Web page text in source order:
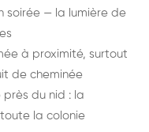
soirée — la lumière de
à proximité, surtout
de cheminée
près du nid : la
la colonie